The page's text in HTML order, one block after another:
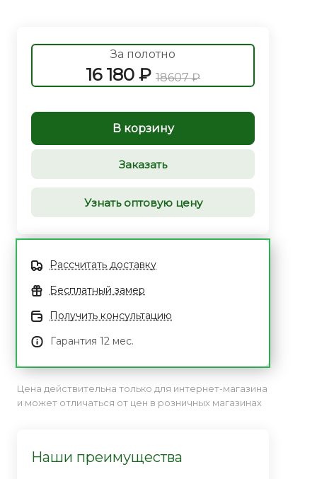
За полотно
16 180 ₽ 18607 ₽
В корзину
Заказать
Узнать оптовую цену
Рассчитать доставку
Бесплатный замер
Получить консультацию
Гарантия 12 мес.
Цена действительна только для интернет-магазина
и может отличаться от цен в розничных магазинах
Наши преимущества